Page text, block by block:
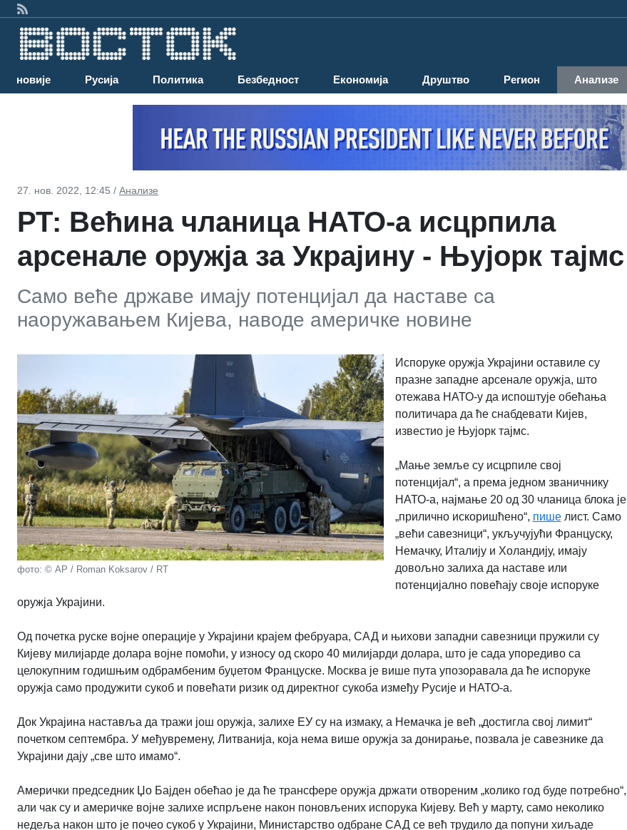
Најновије Русија Политика Безбедност Економија Друштво Регион Анализе
27. нов. 2022, 12:45 / Анализе
РТ: Већина чланица НАТО-а исцрпила
арсенале оружја за Украјину - Њујорк тајмс
Само веће државе имају потенцијал да наставе са
наоружавањем Кијева, наводе америчке новине
фото: © AP / Roman Koksarov / RT
Испоруке оружја Украјини оставиле су
празне западне арсенале оружја, што
отежава НАТО-у да испоштује обећања
политичара да ће снабдевати Кијев,
известио је Њујорк тајмс.
„Мање земље су исцрпиле свој
потенцијал“, а према једном званичнику
НАТО-а, најмање 20 од 30 чланица блока је
„прилично искоришћено“, пишелист. Само
„већи савезници“, укључујући Француску,
Немачку, Италију и Холандију, имају
довољно залиха да наставе или
потенцијално повећају своје испоруке
оружја Украјини.
Од почетка руске војне операције у Украјини крајем фебруара, САД и њихови западни савезници пружили су
Кијеву милијарде долара војне помоћи, у износу од скоро 40 милијарди долара, што је сада упоредиво са
целокупним годишњим одбрамбеним буџетом Француске. Москва је више пута упозоравала да ће испоруке
оружја само продужити сукоб и повећати ризик од директног сукоба између Русије и НАТО-а.
Док Украјина наставља да тражи још оружја, залихе ЕУ су на измаку, а Немачка је већ „достигла свој лимит“
почетком септембра. У међувремену, Литванија, која нема више оружја за донирање, позвала је савезнике да
Украјини дају „све што имамо“.
Амерички председник Џо Бајден обећао је да ће трансфере оружја држати отвореним „колико год буде потребно“,
али чак су и америчке војне залихе испрљене након поновљених испорука Кијеву. Већ у марту, само неколико
недеља након што је почео сукоб у Украјини, Министарство одбране САД се већ трудило да попуни хиљаде